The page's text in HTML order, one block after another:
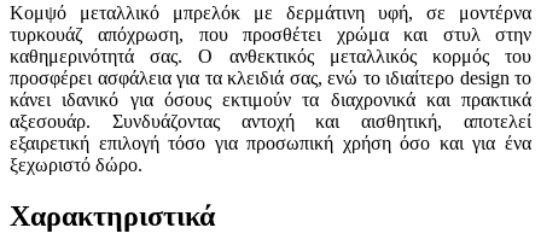
Κομψό μεταλλικό μπρελόκ με δερμάτινη υφή, σε μοντέρνα
τυρκουάζ απόχρωση, που προσθέτει χρώμα και στυλ στην
καθημερινότητά σας. Ο ανθεκτικός μεταλλικός κορμός του
προσφέρει ασφάλεια για τα κλειδιά σας, ενώ το ιδιαίτερο design το
κάνει ιδανικό για όσους εκτιμούν τα διαχρονικά και πρακτικά
αξεσουάρ. Συνδυάζοντας αντοχή και αισθητική, αποτελεί
εξαιρετική επιλογή τόσο για προσωπική χρήση όσο και για ένα
ξεχωριστό δώρο.
Χαρακτηριστικά